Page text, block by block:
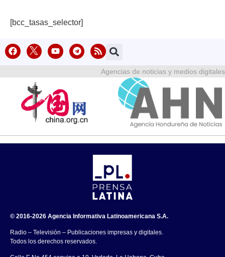
[bcc_tasas_selector]
Agencias de noticias y medios digitales
© 2016-2026 Agencia Informativa Latinoamericana S.A.
Radio – Televisión – Publicaciones impresas y digitales.
Todos los derechos reservados.